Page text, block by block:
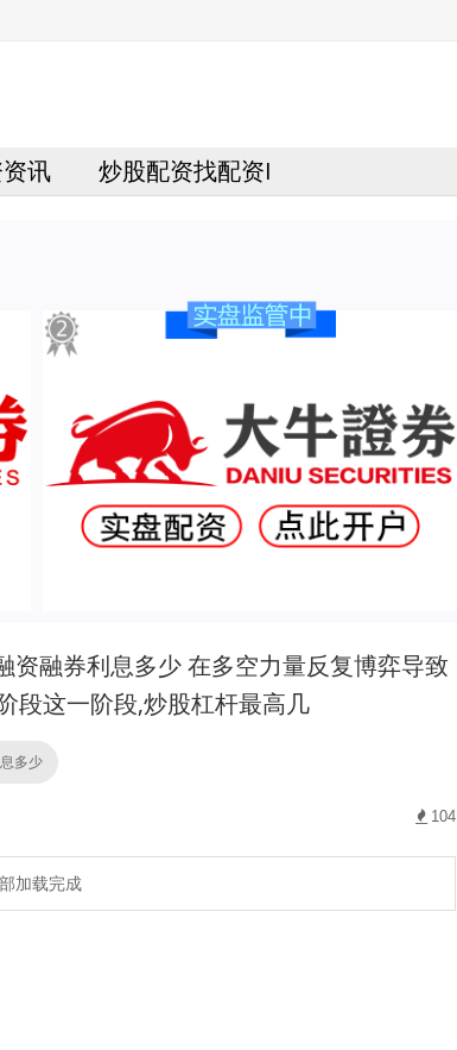
讯 炒股配资找配资I
资融券利息多少 在多空力量反复博弈导致
段这一阶段,炒股杠杆最高几
多少
104
加载完成